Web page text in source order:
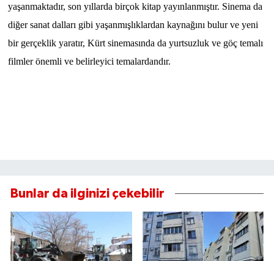
yaşanmaktadır, son yıllarda birçok kitap yayınlanmıştır. Sinema da
diğer sanat dalları gibi yaşanmışlıklardan kaynağını bulur ve yeni
bir gerçeklik yaratır, Kürt sinemasında da yurtsuzluk ve göç temalı
filmler önemli ve belirleyici temalardandır.
Bunlar da ilginizi çekebilir